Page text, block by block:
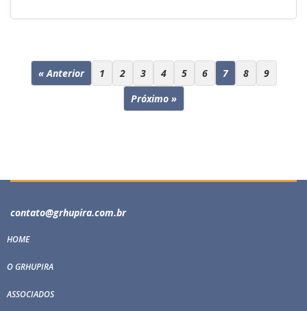
« Anterior 1 2 3 4 5 6 7 8
9
Próximo »
contato@grhupira.com.br
HOME
O GRHUPIRA
ASSOCIADOS